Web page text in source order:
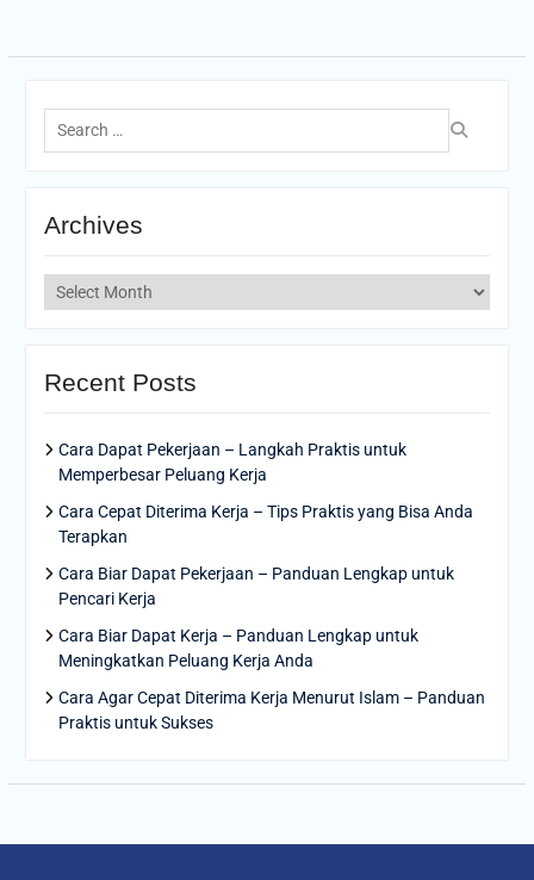
Search
for:
Archives
Archives
Recent Posts
Cara Dapat Pekerjaan – Langkah Praktis untuk
Memperbesar Peluang Kerja
Cara Cepat Diterima Kerja – Tips Praktis yang Bisa Anda
Terapkan
Cara Biar Dapat Pekerjaan – Panduan Lengkap untuk
Pencari Kerja
Cara Biar Dapat Kerja – Panduan Lengkap untuk
Meningkatkan Peluang Kerja Anda
Cara Agar Cepat Diterima Kerja Menurut Islam – Panduan
Praktis untuk Sukses